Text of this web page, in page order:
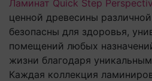
Посмотреть все категории
Посмотреть все категории
Виниловый ламинат
Кварцвинил SPC OASIS
Посмотреть все категории
Плинтус
Профили для ступеней
Подложка
Пороги
Аксессуары для напольных
Аксессуары для стеновых
Посмотреть все категории
Ламинат Quick Step
ценной древесины
безопасны для здоровья,
помещений любых
жизни благодаря
Каждая коллекция